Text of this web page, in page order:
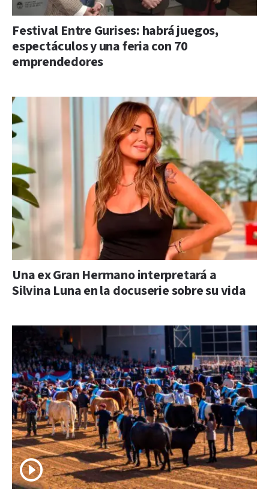
Festival Entre Gurises: habrá juegos,
espectáculos y una feria con 70
emprendedores
Una ex Gran Hermano interpretará a
Silvina Luna en la docuserie sobre su vida